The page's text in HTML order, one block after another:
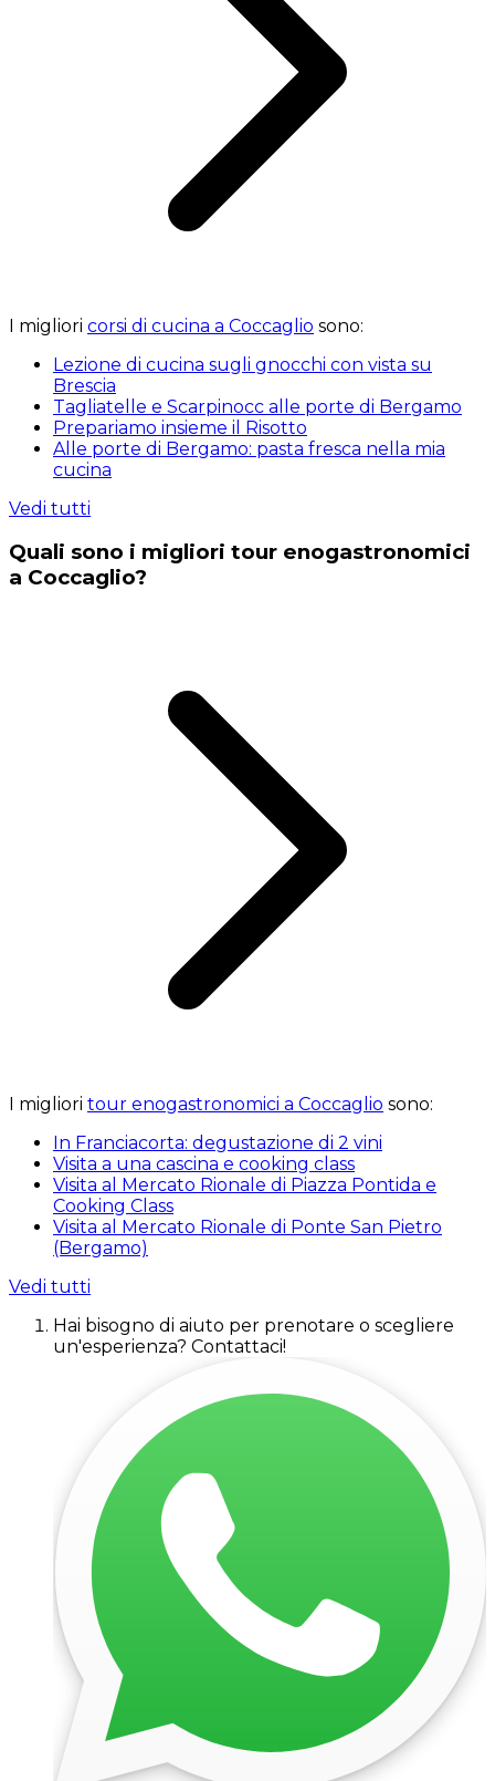
I migliori corsi di cucina a Coccaglio sono:
Lezione di cucina sugli gnocchi con vista su
Brescia
Tagliatelle e Scarpinocc alle porte di Bergamo
Prepariamo insieme il Risotto
Alle porte di Bergamo: pasta fresca nella mia
cucina
Vedi tutti
Quali sono i migliori tour enogastronomici
a Coccaglio?
I migliori tour enogastronomici a Coccaglio sono:
In Franciacorta: degustazione di 2 vini
Visita a una cascina e cooking class
Visita al Mercato Rionale di Piazza Pontida e
Cooking Class
Visita al Mercato Rionale di Ponte San Pietro
(Bergamo)
Vedi tutti
Hai bisogno di aiuto per prenotare o scegliere
un'esperienza? Contattaci!